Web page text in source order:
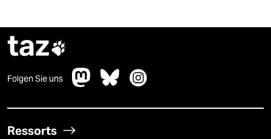
taz
Folgen Sie uns
Ressorts